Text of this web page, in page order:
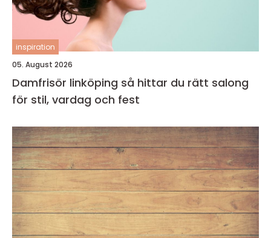
inspiration
05. August 2026
Damfrisör linköping så hittar du rätt salong
för stil, vardag och fest